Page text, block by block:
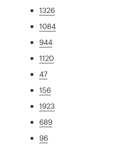
1326
1084
944
1120
47
156
1923
689
96